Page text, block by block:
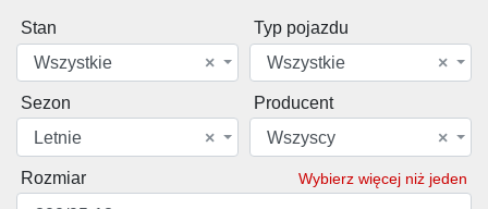
Stan
×
Wszystkie
Typ pojazdu
×
Wszystkie
Sezon
×
Letnie
Producent
×
Wszyscy
Rozmiar Wybierz więcej niż jeden